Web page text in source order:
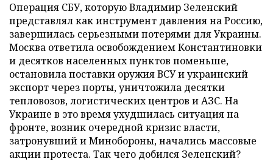
Операция СБУ, которую Владимир Зеленский
представлял как инструмент давления на Россию,
завершилась серьезными потерями для Украины.
Москва ответила освобождением Константиновки
и десятков населенных пунктов поменьше,
остановила поставки оружия ВСУ и украинский
экспорт через порты, уничтожила десятки
тепловозов, логистических центров и АЗС. На
Украине в это время ухудшилась ситуация на
фронте, возник очередной кризис власти,
затронувший и Минобороны, начались массовые
акции протеста. Так чего добился Зеленский?